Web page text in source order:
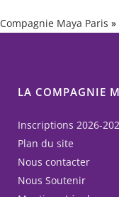
Compagnie Maya Paris »
LA COMPAGNIE
Inscriptions 2026-
Plan du site
Nous contacter
Nous Soutenir